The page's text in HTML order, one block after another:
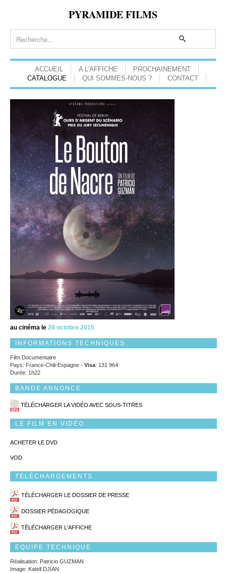
PYRAMIDE FILMS
ACCUEIL A L'AFFICHE
PROCHAINEMENT
CATALOGUE
QUI SOMMES-NOUS ? CONTACT
au cinéma le 28 octobre 2015
INFORMATIONS TECHNIQUES
Film Documentaire
Pays: France-Chili-Espagne - Visa: 131 964
Durée: 1h22
BANDE ANNONCE
TÉLÉCHARGER LA VIDÉO AVEC SOUS-TITRES
LE FILM EN VIDÉO
ACHETER LE DVD
VOD
TÉLÉCHARGEMENTS
TÉLÉCHARGER LE DOSSIER DE PRESSE
DOSSIER PÉDAGOGIQUE
TÉLÉCHARGER L'AFFICHE
EQUIPE TECHNIQUE
Réalisation: Patricio GUZMAN
Image: Katell DJIAN